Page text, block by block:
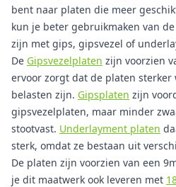
bent naar platen die meer
kun je beter gebruikmaken van
zijn met gips, gipsvezel of
De Gipsvezelplaten zijn voorzien
ervoor zorgt dat de platen
belasten zijn. Gipsplaten zijn
gipsvezelplaten, maar minder
stootvast. Underlayment platen
sterk, omdat ze bestaan uit
De platen zijn voorzien van een
je dit maatwerk ook leveren met